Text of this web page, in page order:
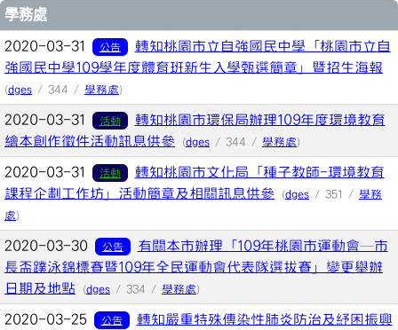
文章列表
學務處
2020-03-31 公告
轉知桃園市立自強國民中學「桃園市立自
強國民中學109學年度體育班新生入學甄選簡章」暨招生海報
(dges / 344 / 學務處)
2020-03-31 活動
轉知桃園市環保局辦理109年度環境教育
繪本創作徵件活動訊息供參
(dges / 344 / 學務處)
2020-03-31 活動
轉知桃園市文化局「種子教師-環境教育
課程企劃工作坊」活動簡章及相關訊息供參
(dges / 351 / 學務
處)
2020-03-30 公告
有關本市辦理「109年桃園市運動會─市
長盃蹼泳錦標賽暨109年全民運動會代表隊選拔賽」變更舉辦
日期及地點
(dges / 334 / 學務處)
2020-03-25 公告
轉知嚴重特殊傳染性肺炎防治及紓困振興